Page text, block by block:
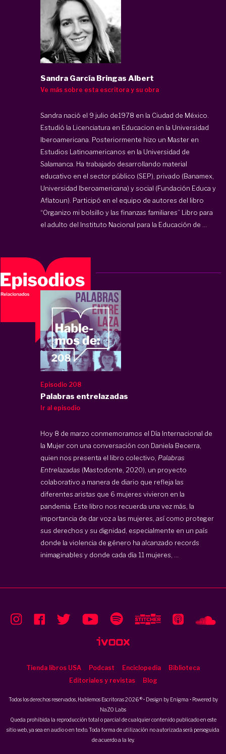
Sandra García Bringas Albert
Ve más sobre esta escritora y su obra
Sandra nació el 9 julio de1978 en la Ciudad de México.
Estudió la Licenciatura en Educacion en la Universidad
Iberoamericana. Posteriormente hizo un Master en
Estudios Latinoamericanos en la Universidad de
Salamanca. Ha trabajado desarrollando material
educativo en el sector público (SEP), privado (Banamex,
Universidad Iberoamericana) y social (Fundación Educa y
Aflatoun). Participó en el equipo de autores del libro
“Organizo mi bolsillo y las finanzas familiares” Libro para
el adulto del Instituto Nacional para la Educación de ...
Episodio 208
Palabras entrelazadas
Ir al episodio
Hoy 8 de marzo conmemoramos el Día Internacional de
la Mujer con una conversación con Daniela Becerra,
quien nos presenta el libro colectivo, Palabras
Entrelazadas (Mastodonte, 2020), un proyecto
colaborativo a manera de diario que refleja las
diferentes aristas que 6 mujeres vivieron en la
pandemia. Este libro nos recuerda una vez más, la
importancia de dar voz a las mujeres, así como proteger
sus derechos y su dignidad, especialmente en un país
donde la violencia de género ha alcanzado records
inimaginables y donde cada día 11 mujeres, ...
Tienda libros USA Podcast Enciclopedia
Biblioteca
Editoriales y revistas
Blog
Todos los derechos reservados, Hablemos Escritoras 2026 ® • Design by Enigma • Powered by
NaZO Labs
Queda prohibida la reproducción total o parcial de cualquier contenido publicado en este
sitio web, ya sea en audio o en texto. Toda forma de utilización no autorizada será perseguida
de acuerdo a la ley.